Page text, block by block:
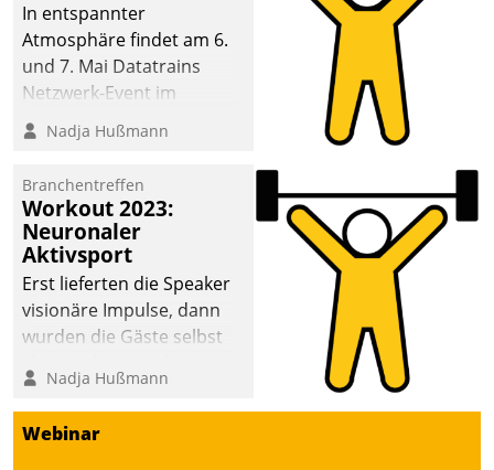
In entspannter
Atmosphäre findet am 6.
und 7. Mai Datatrains
Netzwerk-Event im
Kunden- und Partnerkreis
statt. Zentrale Frage: Wie
Mammutprojekte
meistern und Workloads
wuppen – bei zunehmend
anspruchsvollen
Aufgaben und
abnehmendem
Nadja Hußmann
Branchentreffen
Workout 2023:
Neuronaler
Aktivsport
Erst lieferten die Speaker
visionäre Impulse, dann
wurden die Gäste selbst
methodisch
Vernetzungsideen fürs
Quartier. Dazwischen
Nadja Hußmann
Webinar